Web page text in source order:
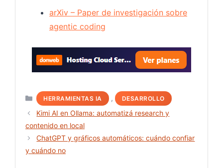
arXiv – Paper de investigación sobre
agentic coding
Categorías
HERRAMIENTAS IA , DESARROLLO
Kimi AI en Ollama: automatizá research y
contenido en local
ChatGPT y gráficos automáticos: cuándo confiar
y cuándo no